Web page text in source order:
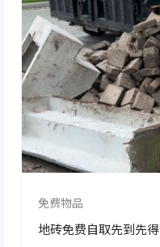
免费物品
地砖免费自取先到先得